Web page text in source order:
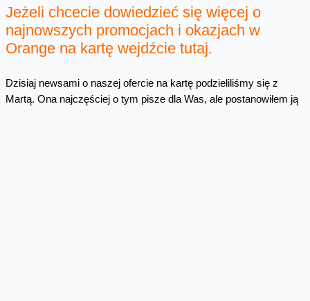
Jeżeli chcecie dowiedzieć się więcej o
najnowszych promocjach i okazjach w
Orange na kartę wejdźcie tutaj.
Dzisiaj newsami o naszej ofercie na kartę podzieliliśmy się z
Martą. Ona najczęściej o tym pisze dla Was, ale postanowiłem ją